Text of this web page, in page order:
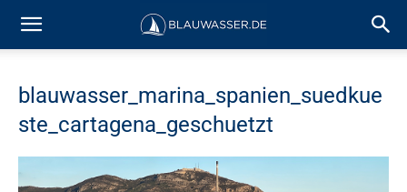
blauwasser_marina_spanien_suedkue
ste_cartagena_geschuetzt